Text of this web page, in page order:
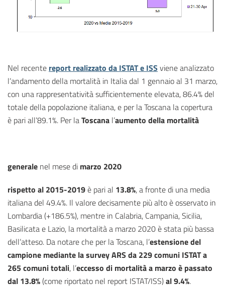
Nel recente report realizzato da ISTAT e ISS viene analizzato
l’andamento della mortalità in Italia dal 1 gennaio al 31 marzo,
con una rappresentatività sufficientemente elevata, 86.4% del
totale della popolazione italiana, e per la Toscana la copertura
è pari all’89.1%. Per laToscana l’aumento della mortalità
generale nel mese di marzo 2020
rispetto al 2015-2019è pari al 13.8%, a fronte di una media
italiana del 49.4%. Il valore decisamente più alto è osservato in
Lombardia (+186.5%), mentre in Calabria, Campania, Sicilia,
Basilicata e Lazio, la mortalità a marzo 2020 è stata più bassa
dell’atteso. Da notare che per la Toscana, l’estensione del
campione mediante la survey ARS da 229 comuni ISTAT a
265 comuni totali, l’eccesso di mortalità a marzo è passato
dal 13.8%(come riportato nel report ISTAT/ISS)al 9.4%.